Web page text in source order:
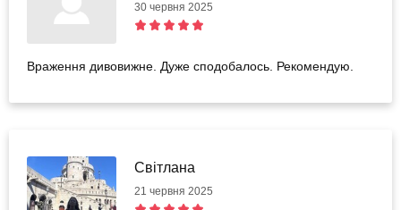
30 червня 2025
Враження дивовижне. Дуже сподобалось. Рекомендую.
Світлана
21 червня 2025